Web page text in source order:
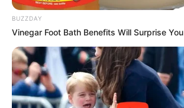
BUZZDAY
Vinegar Foot Bath Benefits Will Surprise You